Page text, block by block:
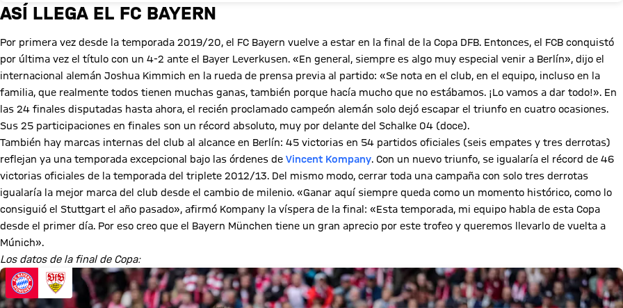
ASÍ LLEGA EL FC BAYERN
Por primera vez desde la temporada 2019/20, el FC Bayern vuelve a estar en la final de la Copa DFB. Entonces, el FCB conquistó
por última vez el título con un 4-2 ante el Bayer Leverkusen. «En general, siempre es algo muy especial venir a Berlín», dijo el
internacional alemán Joshua Kimmich en la rueda de prensa previa al partido: «Se nota en el club, en el equipo, incluso en la
familia, que realmente todos tienen muchas ganas, también porque hacía mucho que no estábamos. ¡Lo vamos a dar todo!». En
las 24 finales disputadas hasta ahora, el recién proclamado campeón alemán solo dejó escapar el triunfo en cuatro ocasiones.
Sus 25 participaciones en finales son un récord absoluto, muy por delante del Schalke 04 (doce).
También hay marcas internas del club al alcance en Berlín: 45 victorias en 54 partidos oficiales (seis empates y tres derrotas)
reflejan ya una temporada excepcional bajo las órdenes de Vincent Kompany. Con un nuevo triunfo, se igualaría el récord de 46
victorias oficiales de la temporada del triplete 2012/13. Del mismo modo, cerrar toda una campaña con solo tres derrotas
igualaría la mejor marca del club desde el cambio de milenio. «Ganar aquí siempre queda como un momento histórico, como lo
consiguió el Stuttgart el año pasado», afirmó Kompany la víspera de la final: «Esta temporada, mi equipo habla de esta Copa
desde el primer día. Por eso creo que el Bayern München tiene un gran aprecio por este trofeo y queremos llevarlo de vuelta a
Múnich».
Los datos de la final de Copa: